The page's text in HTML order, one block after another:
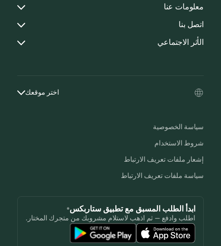
معلومات عنا
اتصل بنا
الأثر الاجتماعي
اختر موقعك
سياسة الخصوصية
شروط الاستخدام
إشعار ملفات تعريف الارتباط
سياسة ملفات تعريف الارتباط
ابدأ الطلب المسبق مع تطبيق ستاربكس®
اطلب وادفع — ثم اذهب لاستلام مشروبك من متجرك المختار.